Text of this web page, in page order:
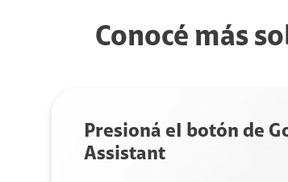
Conocé más
Presioná eI botón de
Assistant